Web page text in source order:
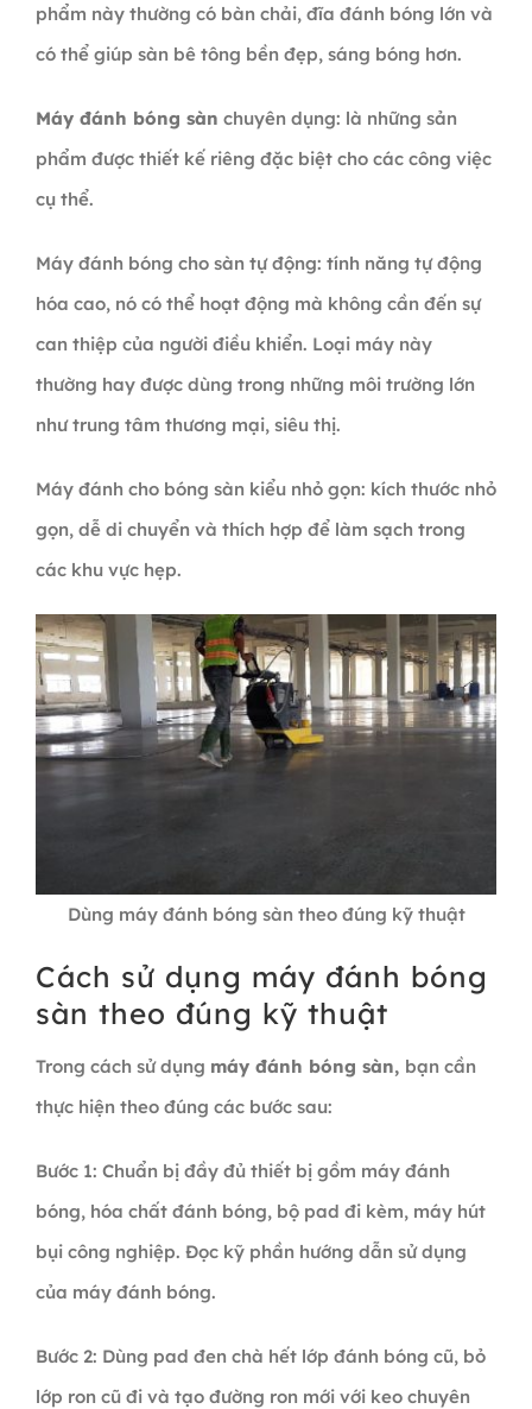
phẩm này thường có bàn chải, đĩa đánh bóng lớn và
có thể giúp sàn bê tông bền đẹp, sáng bóng hơn.
Máy đánh bóng sàn chuyên dụng: là những sản
phẩm được thiết kế riêng đặc biệt cho các công việc
cụ thể.
Máy đánh bóng cho sàn tự động: tính năng tự động
hóa cao, nó có thể hoạt động mà không cần đến sự
can thiệp của người điều khiển. Loại máy này
thường hay được dùng trong những môi trường lớn
như trung tâm thương mại, siêu thị.
Máy đánh cho bóng sàn kiểu nhỏ gọn: kích thước nhỏ
gọn, dễ di chuyển và thích hợp để làm sạch trong
các khu vực hẹp.
Dùng máy đánh bóng sàn theo đúng kỹ thuật
Cách sử dụng máy đánh bóng
sàn theo đúng kỹ thuật
Trong cách sử dụng máy đánh bóng sàn, bạn cần
thực hiện theo đúng các bước sau:
Bước 1: Chuẩn bị đầy đủ thiết bị gồm máy đánh
bóng, hóa chất đánh bóng, bộ pad đi kèm, máy hút
bụi công nghiệp. Đọc kỹ phần hướng dẫn sử dụng
của máy đánh bóng.
Bước 2: Dùng pad đen chà hết lớp đánh bóng cũ, bỏ
lớp ron cũ đi và tạo đường ron mới với keo chuyên